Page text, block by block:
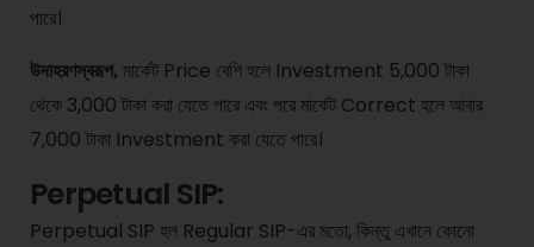
পারে।
উদাহরণস্বরূপ, মার্কেট Price বেশি হলে Investment 5,000 টাকা
থেকে 3,000 টাকা করা যেতে পারে এবং পরে মার্কেট Correct হলে আবার
7,000 টাকা Investment করা যেতে পারে।
Perpetual SIP:
Perpetual SIP হল Regular SIP-এর মতো, কিন্তু এখানে কোনো